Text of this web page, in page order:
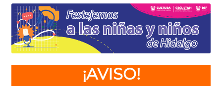
¡AVISO!